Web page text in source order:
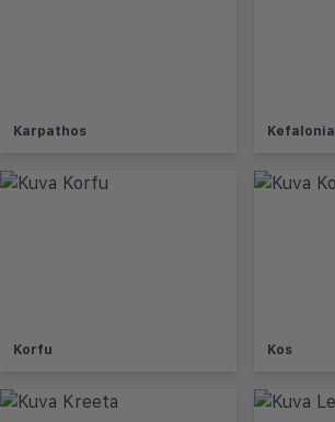
Karpathos Kefalonia
Korfu Kos